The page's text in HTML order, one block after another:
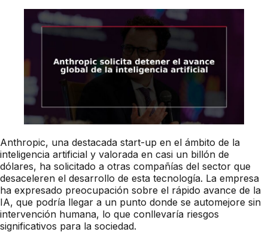
Anthropic, una destacada start-up en el ámbito de la
inteligencia artificial y valorada en casi un billón de
dólares, ha solicitado a otras compañías del sector que
desaceleren el desarrollo de esta tecnología. La empresa
ha expresado preocupación sobre el rápido avance de la
IA, que podría llegar a un punto donde se automejore sin
intervención humana, lo que conllevaría riesgos
significativos para la sociedad.